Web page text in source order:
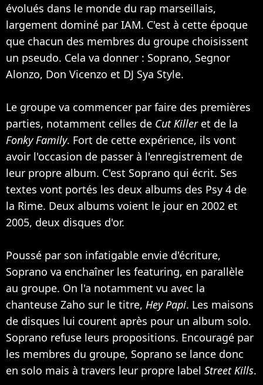
évolués dans le monde du rap marseillais,
largement dominé par IAM. C'est à cette époque
que chacun des membres du groupe choisissent
un pseudo. Cela va donner : Soprano, Segnor
Alonzo, Don Vicenzo et DJ Sya Style.
Le groupe va commencer par faire des premières
parties, notamment celles de Cut Killeret de la
Fonky Family. Fort de cette expérience, ils vont
avoir l'occasion de passer à l'enregistrement de
leur propre album. C'est Soprano qui écrit. Ses
textes vont portés les deux albums des Psy 4 de
la Rime. Deux albums voient le jour en 2002 et
2005, deux disques d'or.
Poussé par son infatigable envie d'écriture,
Soprano va enchaîner les featuring, en parallèle
au groupe. On l'a notamment vu avec la
chanteuse Zaho sur le titre, Hey Papi. Les maisons
de disques lui courent après pour un album solo.
Soprano refuse leurs propositions. Encouragé par
les membres du groupe, Soprano se lance donc
en solo mais à travers leur propre label Street Kills.